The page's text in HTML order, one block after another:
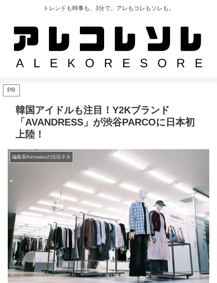
トレンドも時事も、3分で。アレもコレもソレも。
PR
韓国アイドルも注目！Y2Kブランド
「AVANDRESS」が渋谷PARCOに日本初
上陸！
編集長Kensakuの注目ネタ